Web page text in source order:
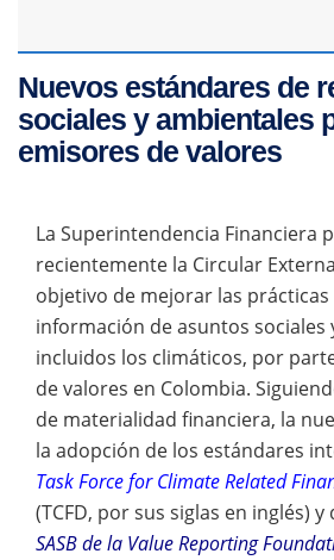
Nuevos estándares de
sociales y ambientales
emisores de valores
La Superintendencia Financiera
recientemente la Circular
objetivo de mejorar las
información de asuntos sociales
incluidos los climáticos, por
de valores en Colombia.
de materialidad financiera, la
la adopción de los estándares
Task Force for Climate Related
(TCFD, por sus siglas en inglés) y
SASB de la Value Reporting